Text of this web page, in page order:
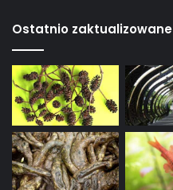
Ostatnio zaktualizowane